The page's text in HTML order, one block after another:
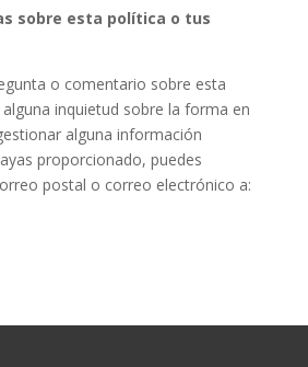
sobre esta política o tus
o comentario sobre esta
inquietud sobre la forma en
alguna información
proporcionado, puedes
postal o correo electrónico a: